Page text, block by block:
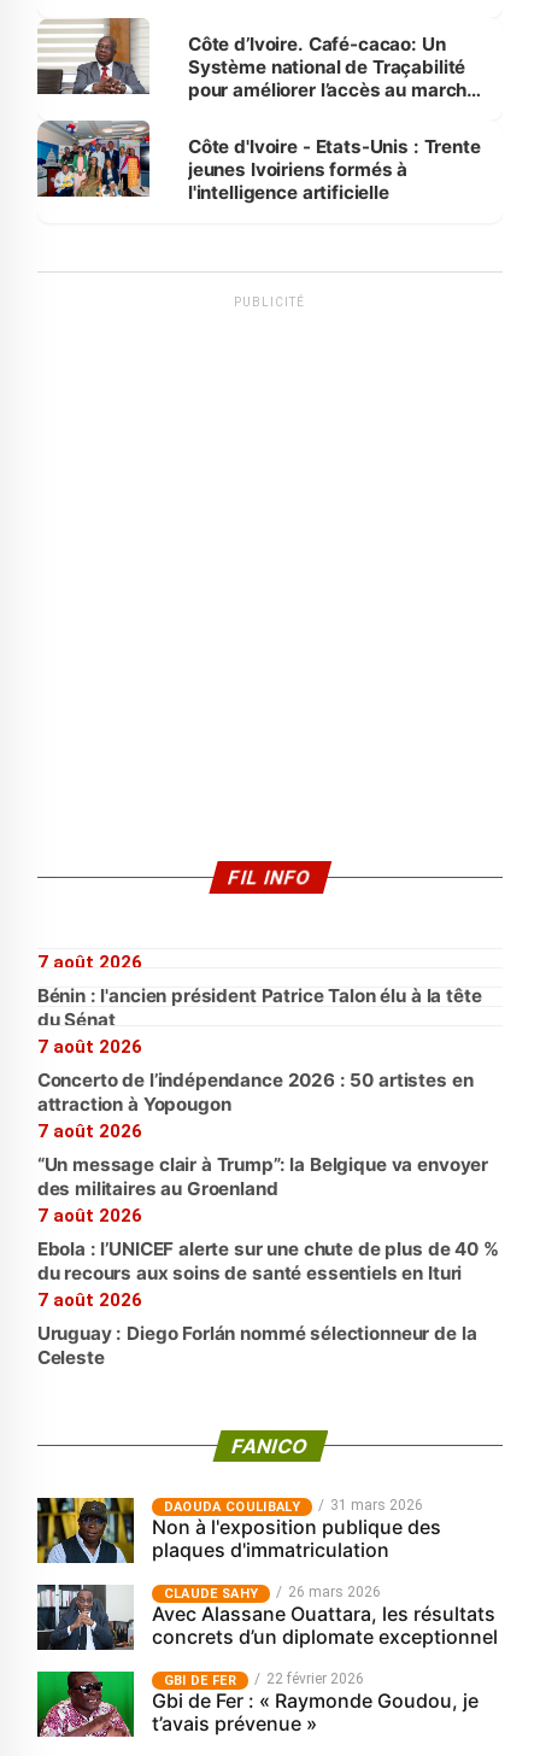
Côte d’Ivoire. Café-cacao: Un
Système national de Traçabilité
pour améliorer l’accès au marché
Côte d'Ivoire - Etats-Unis : Trente
jeunes Ivoiriens formés à
l'intelligence artificielle
PUBLICITÉ
FIL INFO
7 août 2026
Bénin : l'ancien président Patrice Talon élu à la tête
du Sénat
7 août 2026
Concerto de l’indépendance 2026 : 50 artistes en
attraction à Yopougon
7 août 2026
“Un message clair à Trump”: la Belgique va envoyer
des militaires au Groenland
7 août 2026
Ebola : l’UNICEF alerte sur une chute de plus de 40 %
du recours aux soins de santé essentiels en Ituri
7 août 2026
Uruguay : Diego Forlán nommé sélectionneur de la
Celeste
FANICO
‎DAOUDA COULIBALY 31 mars 2026
Non à l'exposition publique des
plaques d'immatriculation
CLAUDE SAHY 26 mars 2026
Avec Alassane Ouattara, les résultats
concrets d’un diplomate exceptionnel
GBI DE FER 22 février 2026
Gbi de Fer : « Raymonde Goudou, je
t’avais prévenue »